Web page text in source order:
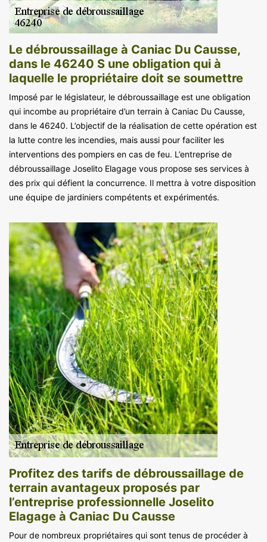
Le débroussaillage à Caniac Du Causse,
dans le 46240 S une obligation qui à
laquelle le propriétaire doit se soumettre
Imposé par le législateur, le débroussaillage est une obligation
qui incombe au propriétaire d’un terrain à Caniac Du Causse,
dans le 46240. L’objectif de la réalisation de cette opération est
la lutte contre les incendies, mais aussi pour faciliter les
interventions des pompiers en cas de feu. L’entreprise de
débroussaillage Joselito Elagage vous propose ses services à
des prix qui défient la concurrence. Il mettra à votre disposition
une équipe de jardiniers compétents et expérimentés.
Profitez des tarifs de débroussaillage de
terrain avantageux proposés par
l’entreprise professionnelle Joselito
Elagage à Caniac Du Causse
Pour de nombreux propriétaires qui sont tenus de procéder à